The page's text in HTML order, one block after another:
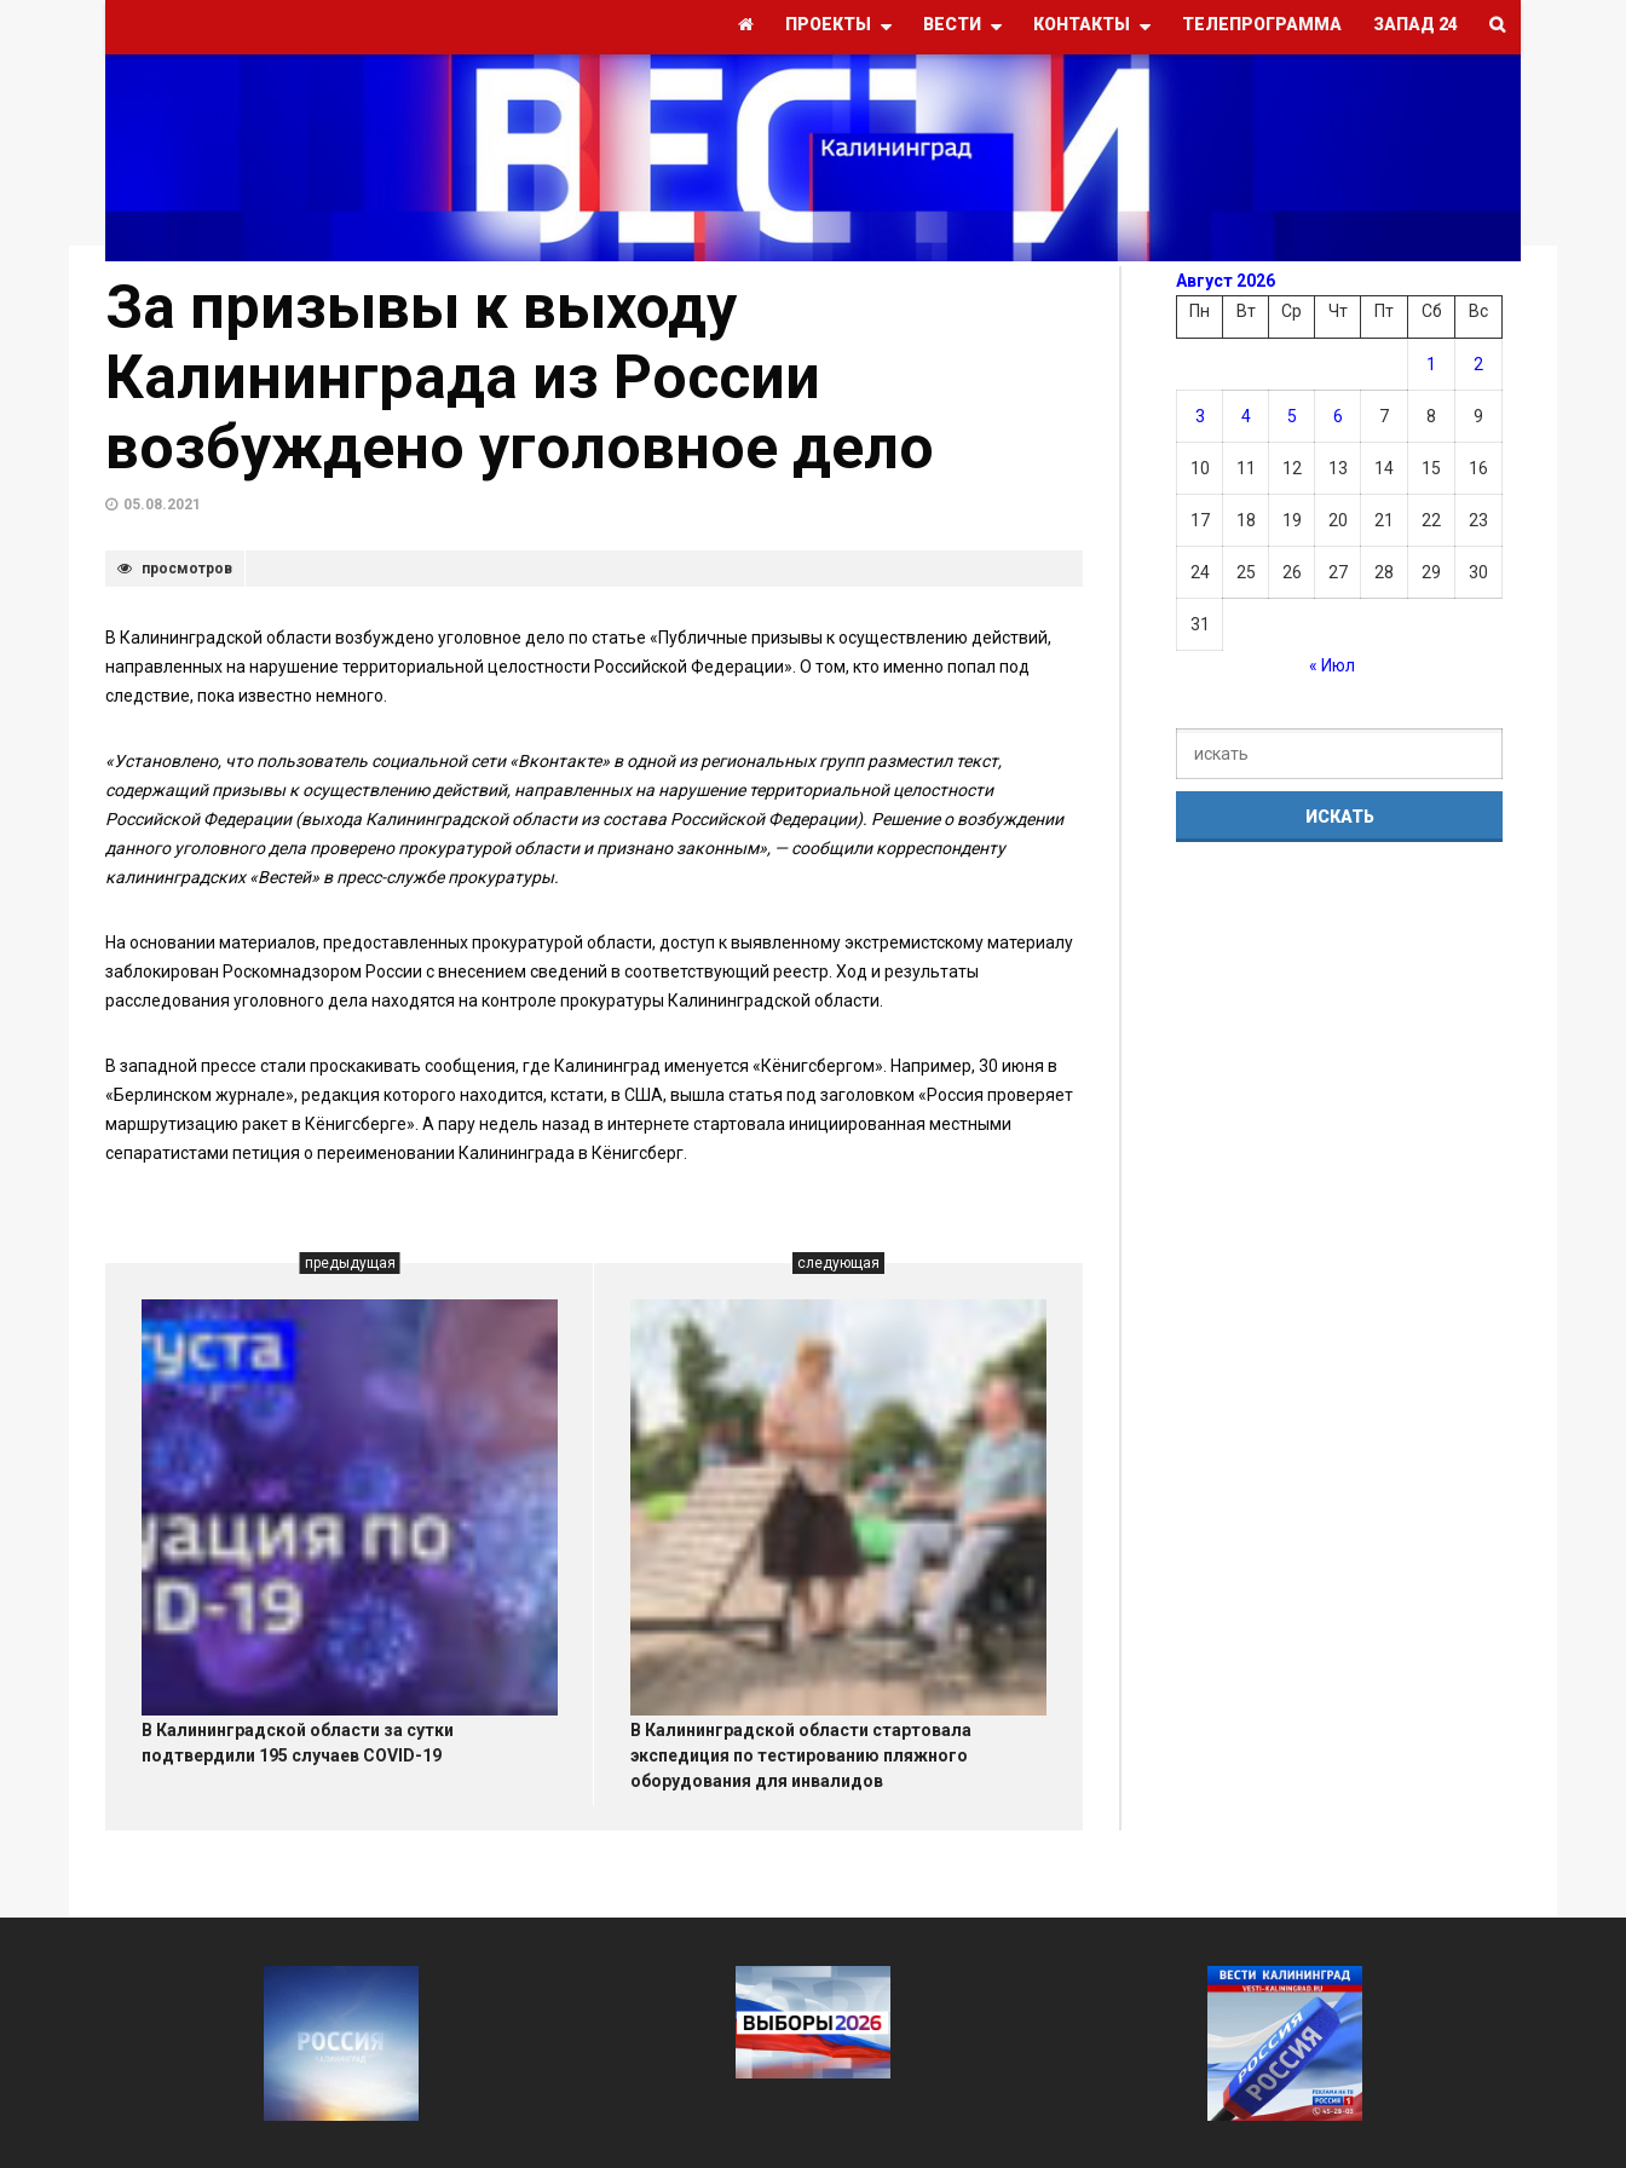
ПРОЕКТЫ ВЕСТИ КОНТАКТЫ ТЕЛЕПРОГРАММА ЗАПАД 24
За призывы к выходу
Калининграда из России
возбуждено уголовное дело
05.08.2021
просмотров
В Калининградской области возбуждено уголовное дело по статье «Публичные призывы к осуществлению действий,
направленных на нарушение территориальной целостности Российской Федерации». О том, кто именно попал под
следствие, пока известно немного.
«Установлено, что пользователь социальной сети «Вконтакте» в одной из региональных групп разместил текст,
содержащий призывы к осуществлению действий, направленных на нарушение территориальной целостности
Российской Федерации (выхода Калининградской области из состава Российской Федерации). Решение о возбуждении
данного уголовного дела проверено прокуратурой области и признано законным», — сообщили корреспонденту
калининградских «Вестей» в пресс-службе прокуратуры.
На основании материалов, предоставленных прокуратурой области, доступ к выявленному экстремистскому материалу
заблокирован Роскомнадзором России с внесением сведений в соответствующий реестр. Ход и результаты
расследования уголовного дела находятся на контроле прокуратуры Калининградской области.
В западной прессе стали проскакивать сообщения, где Калининград именуется «Кёнигсбергом». Например, 30 июня в
«Берлинском журнале», редакция которого находится, кстати, в США, вышла статья под заголовком «Россия проверяет
маршрутизацию ракет в Кёнигсберге». А пару недель назад в интернете стартовала инициированная местными
сепаратистами петиция о переименовании Калининграда в Кёнигсберг.
предыдущая
В Калининградской области за сутки
подтвердили 195 случаев COVID-19
следующая
В Калининградской области стартовала
экспедиция по тестированию пляжного
оборудования для инвалидов
Август 2026
Пн
Вт Ср Чт Пт Сб Вс
1 2
3 4 5 6 7 8 9
10 11 12 13 14 15 16
17 18 19 20 21 22 23
24 25 26 27 28 29 30
31
« Июл